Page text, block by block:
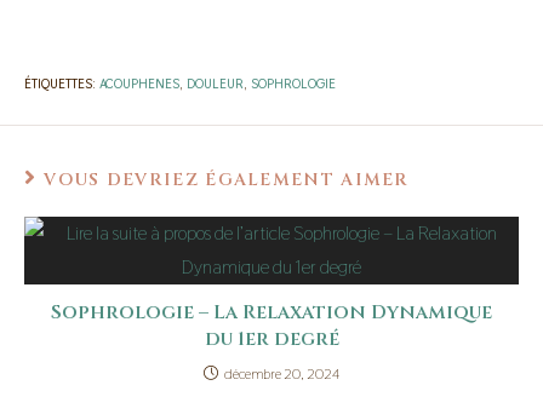
ÉTIQUETTES: ACOUPHENES, DOULEUR, SOPHROLOGIE
VOUS DEVRIEZ ÉGALEMENT AIMER
Sophrologie – La Relaxation Dynamique
du 1er degré
décembre 20, 2024